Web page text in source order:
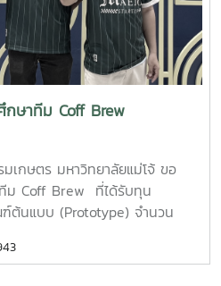
ษาทีม Coff Brew
เกษตร มหาวิทยาลัยแม่โจ้ ขอ
ม Coff Brew ที่ได้รับทุน
นแบบ (Prototype) จำนวน
งจัดขึ้นเมื่อวันที่ 11 พฤษภาคม